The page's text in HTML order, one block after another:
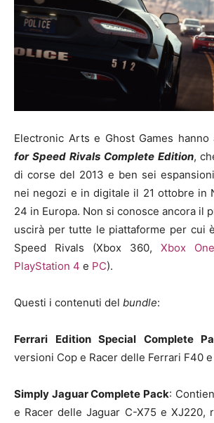
Electronic Arts e Ghost Games hanno
for Speed Rivals Complete Edition,
di corse del 2013 e ben sei
nei negozi e in digitale il 21 ottobre in
24 in Europa. Non si conosce ancora il
uscirà per tutte le piattaforme per cui
Speed Rivals (Xbox 360, Xbox One
PlayStation 4 e PC).
Questi i contenuti del bundle:
Ferrari Edition Special Complete
versioni Cop e Racer delle Ferrari F40 e
Simply Jaguar Complete Pack:
e Racer delle Jaguar C-X75 e XJ220,